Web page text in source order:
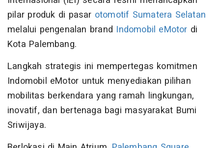
pilar produk di pasar otomotif Sumatera Selatan
melalui pengenalan brand Indomobil eMotor di
Kota Palembang.
Langkah strategis ini mempertegas komitmen
Indomobil eMotor untuk menyediakan pilihan
mobilitas berkendara yang ramah lingkungan,
inovatif, dan bertenaga bagi masyarakat Bumi
Sriwijaya.